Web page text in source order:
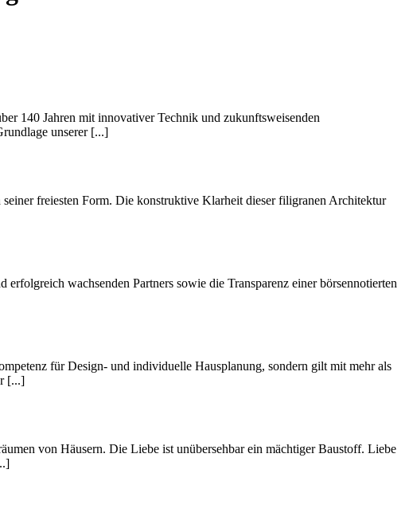
140 Jahren mit innovativer Technik und zukunftsweisenden
unserer [...]
freiesten Form. Die konstruktive Klarheit dieser filigranen Architektur
wachsenden Partners sowie die Transparenz einer börsennotierten
für Design- und individuelle Hausplanung, sondern gilt mit mehr als
[...]
von Häusern. Die Liebe ist unübersehbar ein mächtiger Baustoff. Liebe